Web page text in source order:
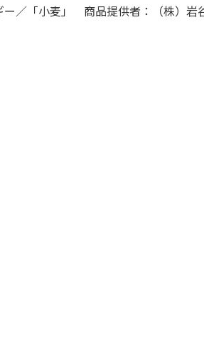
／「小麦」 商品提供者：（株）岩